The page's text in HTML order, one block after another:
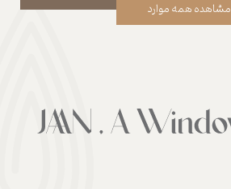
مشاهده همه موارد